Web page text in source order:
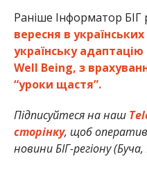
Раніше Інформатор
вересня в
українську
Well Being, з
“уроки щастя”.
Підписуйтеся на наш
сторінку, щоб
новини БІГ-регіону